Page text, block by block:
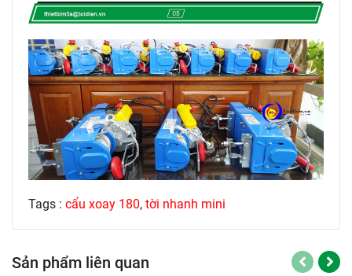
Tags : cẩu xoay 180, tời nhanh mini
Sản phẩm liên quan